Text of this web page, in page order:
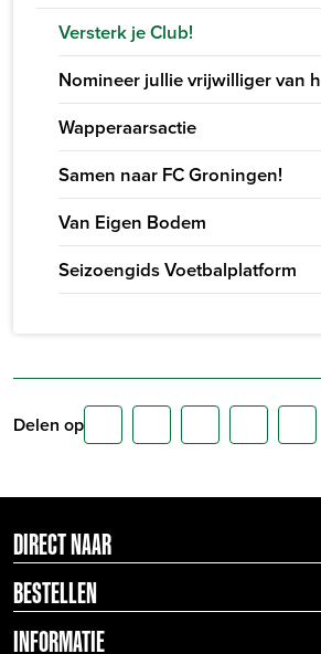
Versterk je Club!
Nomineer jullie vrijwilliger van
Wapperaarsactie
Samen naar FC Groningen!
Van Eigen Bodem
Seizoengids Voetbalplatform
Delen op
DIRECT NAAR
BESTELLEN
INFORMATIE